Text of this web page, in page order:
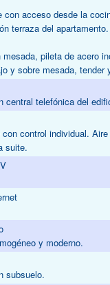
con acceso desde la
terraza del apartamento.
mesada, pileta de acero
y sobre mesada, tender
central telefónica del
con control individual.
suite.
y moderno.
subsuelo.